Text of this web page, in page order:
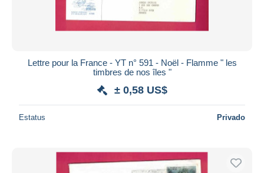
Lettre pour la France - YT n° 591 - Noël - Flamme " les
timbres de nos îles "
± 0,58 US$
Estatus Privado